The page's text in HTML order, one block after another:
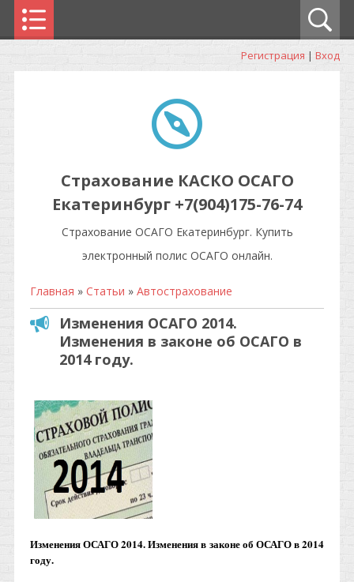
Регистрация | Вход
Страхование КАСКО ОСАГО
Екатеринбург +7(904)175-76-74
Страхование ОСАГО Екатеринбург. Купить
электронный полис ОСАГО онлайн.
Главная » Статьи » Автострахование
Изменения ОСАГО 2014.
Изменения в законе об ОСАГО в
2014 году.
Изменения ОСАГО 2014. Изменения в законе об ОСАГО в 2014
году.